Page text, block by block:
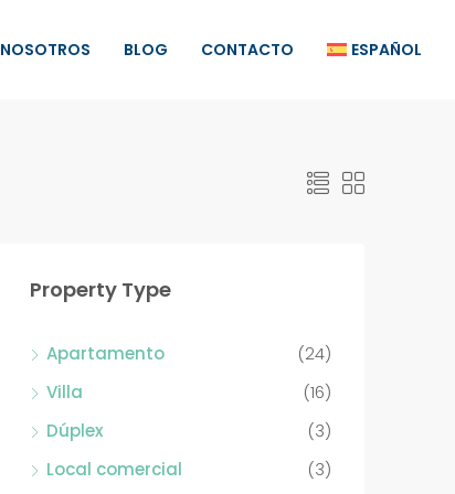
NOSOTROS BLOG CONTACTO ESPAÑOL
Property Type
Apartamento
(24)
Villa
(16)
Dúplex
(3)
Local comercial
(3)